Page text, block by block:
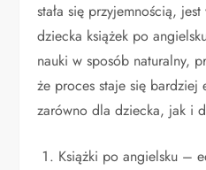
stała się przyjemnością,
dziecka książek po
nauki w sposób naturalny,
że proces staje się bardziej
zarówno dla dziecka, jak i
Książki po angielsku –